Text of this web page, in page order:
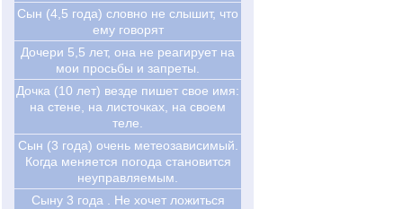
Сын (4,5 года) словно не слышит, что
ему говорят
Дочери 5,5 лет, она не реагирует на
мои просьбы и запреты.
Дочка (10 лет) везде пишет свое имя:
на стене, на листочках, на своем
теле.
Сын (3 года) очень метеозависимый.
Когда меняется погода становится
неуправляемым.
Сыну 3 года . Не хочет ложиться